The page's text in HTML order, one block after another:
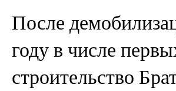
После
году в числе
строительство